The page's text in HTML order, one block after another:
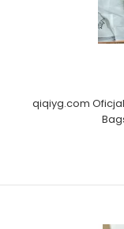
qiqiyg.com